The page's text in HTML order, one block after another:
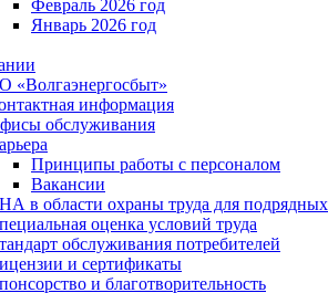
Февраль 2026 год
Январь 2026 год
«Волгаэнергосбыт»
информация
обслуживания
Принципы работы с персоналом
Вакансии
в области охраны труда для
оценка условий труда
обслуживания потребителей
и сертификаты
и благотворительность